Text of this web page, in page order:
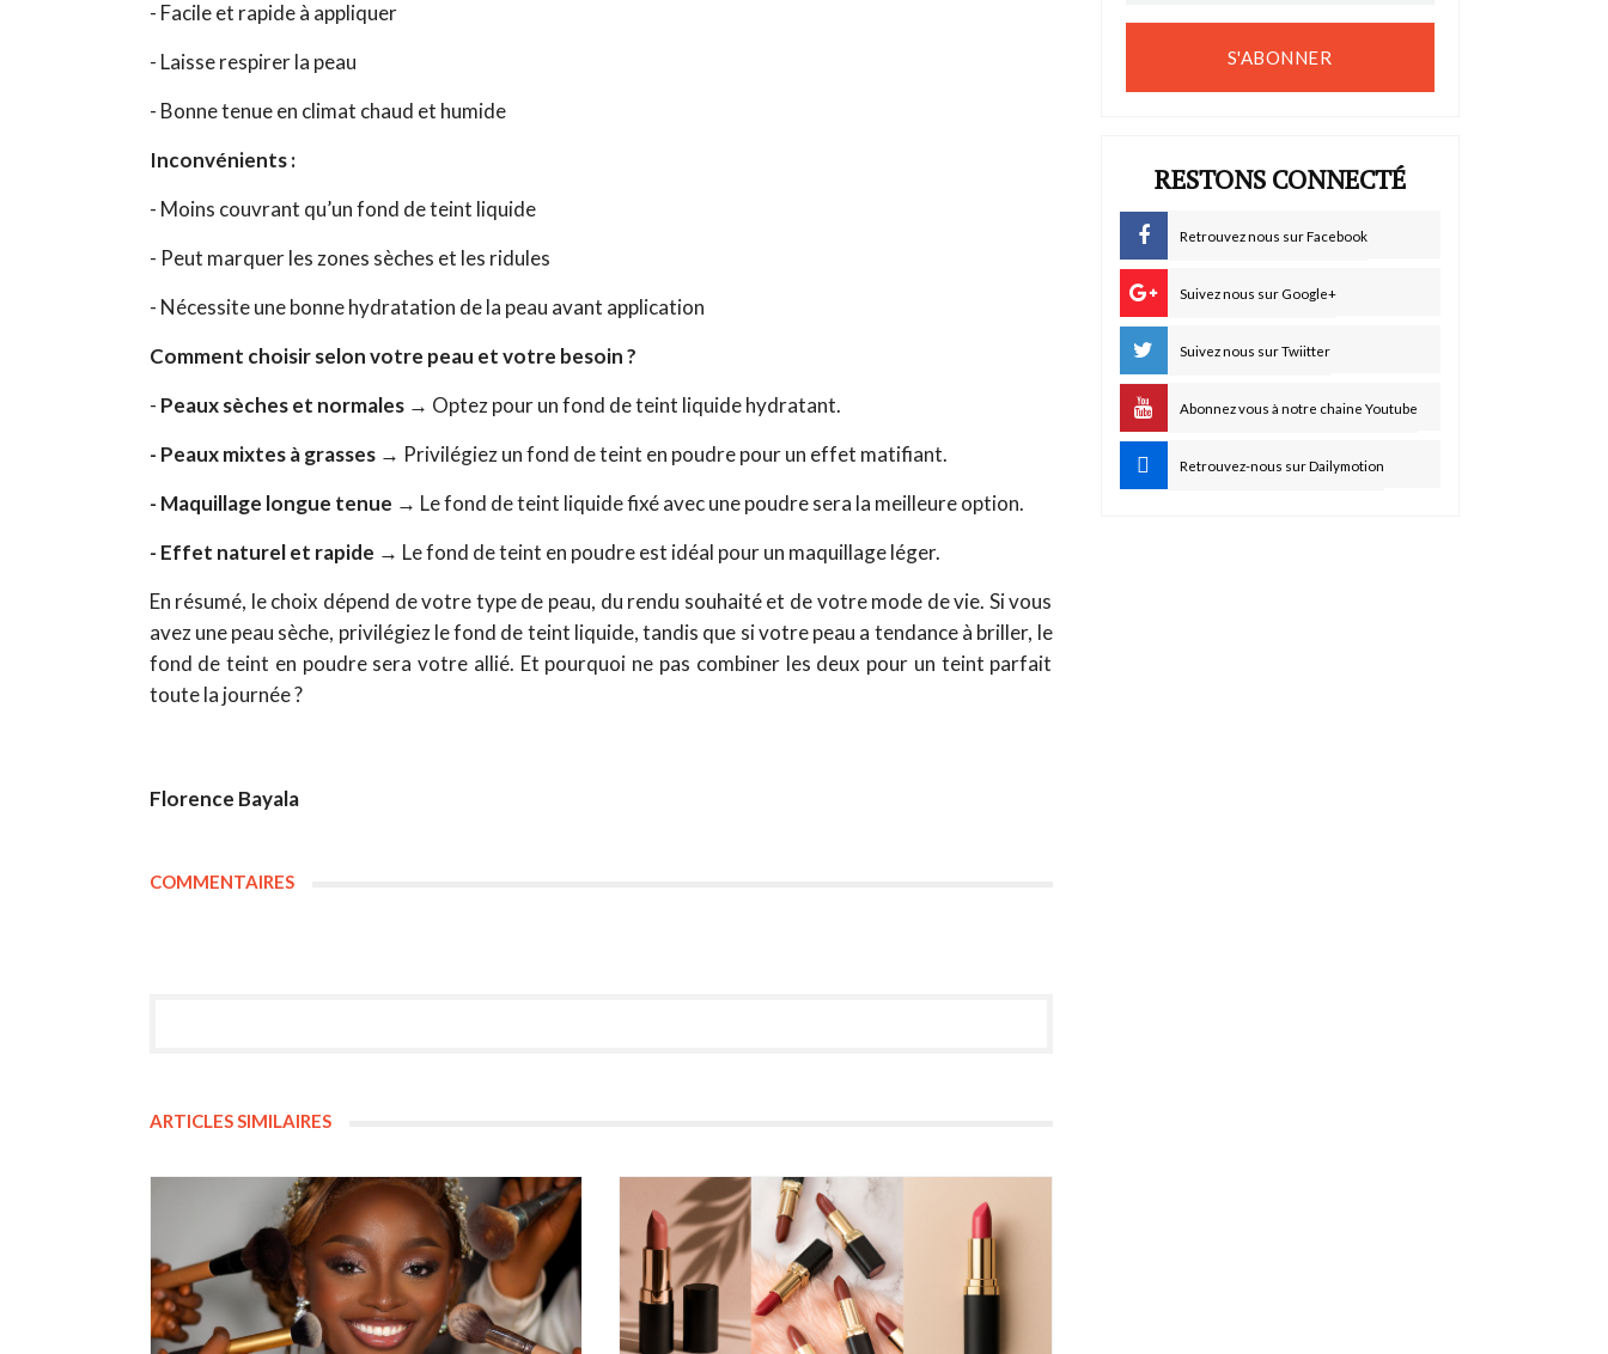
- Facile et rapide à appliquer
- Laisse respirer la peau
- Bonne tenue en climat chaud et humide
Inconvénients :
- Moins couvrant qu’un fond de teint liquide
- Peut marquer les zones sèches et les ridules
- Nécessite une bonne hydratation de la peau avant application
Comment choisir selon votre peau et votre besoin ?
- Peaux sèches et normales → Optez pour un fond de teint liquide hydratant.
- Peaux mixtes à grasses → Privilégiez un fond de teint en poudre pour un effet matifiant.
- Maquillage longue tenue → Le fond de teint liquide fixé avec une poudre sera la meilleure option.
- Effet naturel et rapide → Le fond de teint en poudre est idéal pour un maquillage léger.
En résumé, le choix dépend de votre type de peau, du rendu souhaité et de votre mode de vie. Si vous
avez une peau sèche, privilégiez le fond de teint liquide, tandis que si votre peau a tendance à briller, le
fond de teint en poudre sera votre allié. Et pourquoi ne pas combiner les deux pour un teint parfait
toute la journée ?
Florence Bayala
COMMENTAIRES
ARTICLES SIMILAIRES
S'ABONNER
RESTONS CONNECTÉ
Retrouvez nous sur Facebook
Suivez nous sur Google+
Suivez nous sur Twiitter
Abonnez vous à notre chaine Youtube
Retrouvez-nous sur Dailymotion